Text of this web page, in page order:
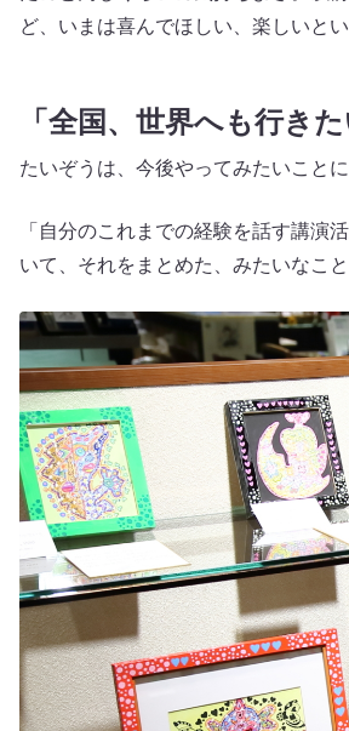
ど、いまは喜んでほしい、楽しいと
「 全国、世界へも行きた
たいぞうは、今後やってみたいこと
「自分のこれまでの経験を話す講演
いて、それをまとめた、みたいなこ